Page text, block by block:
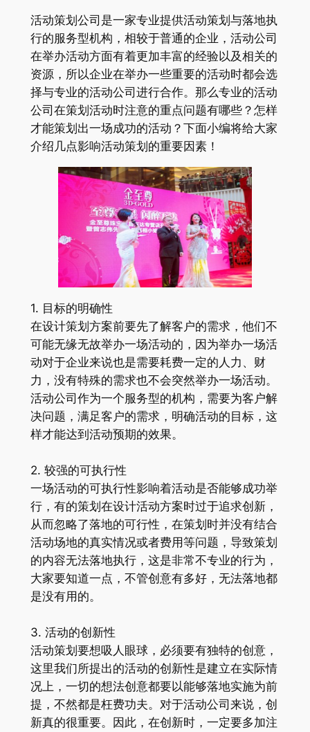
活动策划公司是一家专业提供活动策划与落地执
行的服务型机构，相较于普通的企业，活动公司
在举办活动方面有着更加丰富的经验以及相关的
资源，所以企业在举办一些重要的活动时都会选
择与专业的活动公司进行合作。那么专业的活动
公司在策划活动时注意的重点问题有哪些？怎样
才能策划出一场成功的活动？下面小编将给大家
介绍几点影响活动策划的重要因素！
1. 目标的明确性
在设计策划方案前要先了解客户的需求，他们不
可能无缘无故举办一场活动的，因为举办一场活
动对于企业来说也是需要耗费一定的人力、财
力，没有特殊的需求也不会突然举办一场活动。
活动公司作为一个服务型的机构，需要为客户解
决问题，满足客户的需求，明确活动的目标，这
样才能达到活动预期的效果。
2. 较强的可执行性
一场活动的可执行性影响着活动是否能够成功举
行，有的策划在设计活动方案时过于追求创新，
从而忽略了落地的可行性，在策划时并没有结合
活动场地的真实情况或者费用等问题，导致策划
的内容无法落地执行，这是非常不专业的行为，
大家要知道一点，不管创意有多好，无法落地都
是没有用的。
3. 活动的创新性
活动策划要想吸人眼球，必须要有独特的创意，
这里我们所提出的活动的创新性是建立在实际情
况上，一切的想法创意都要以能够落地实施为前
提，不然都是枉费功夫。对于活动公司来说，创
新真的很重要。因此，在创新时，一定要多加注